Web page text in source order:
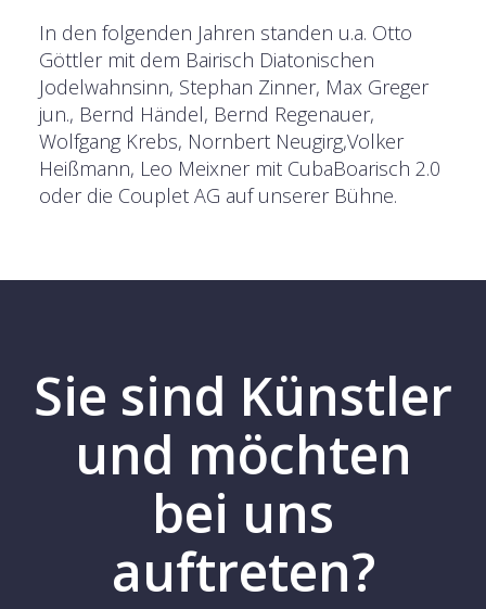
In den folgenden Jahren standen u.a. Otto
Göttler mit dem Bairisch Diatonischen
Jodelwahnsinn, Stephan Zinner, Max Greger
jun., Bernd Händel, Bernd Regenauer,
Wolfgang Krebs, Nornbert Neugirg,Volker
Heißmann, Leo Meixner mit CubaBoarisch 2.0
oder die Couplet AG auf unserer Bühne.
Sie sind Künstler
und möchten
bei uns
auftreten?